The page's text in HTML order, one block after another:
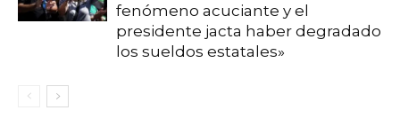
fenómeno acuciante y el
presidente jacta haber degradado
los sueldos estatales»